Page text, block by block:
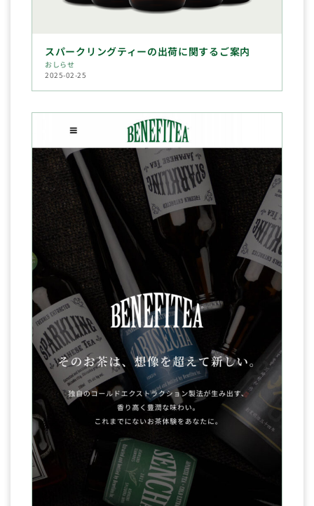
スパークリングティーの出荷に関するご案内
おしらせ
2025-02-25